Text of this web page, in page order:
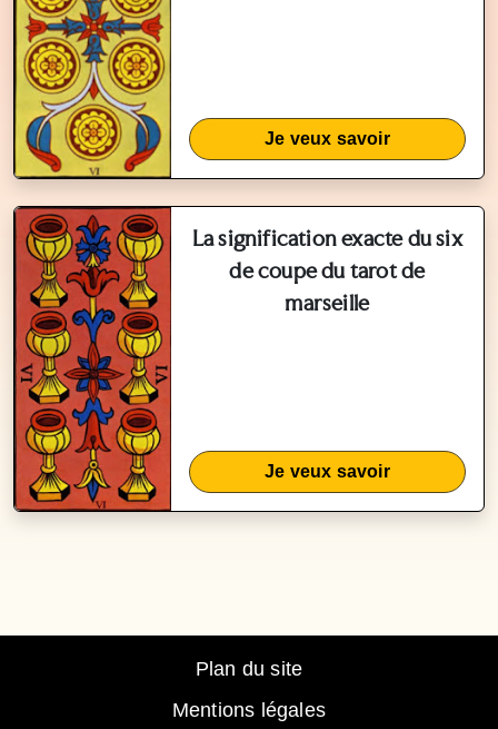
Je veux savoir
La signification exacte du six
de coupe du tarot de
marseille
Je veux savoir
Plan du site
Mentions légales